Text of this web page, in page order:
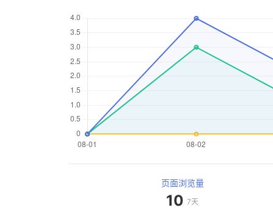
页面浏览量
10 7天